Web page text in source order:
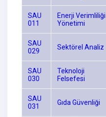
SAU
011
Enerji Verimliliği
Yönetimi
SAU
029
Sektörel Analiz
SAU
030
Teknoloji
Felsefesi
SAU
031
Gıda Güvenliği